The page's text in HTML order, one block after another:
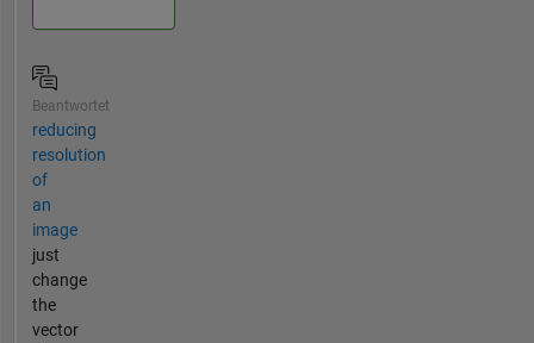
Beantwortet
reducing
resolution
of
an
image
just
change
the
vector